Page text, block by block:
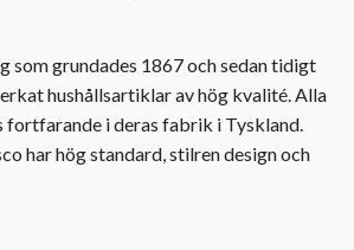
som grundades 1867 och sedan tidigt
hushållsartiklar av hög kvalité. Alla
i deras fabrik i Tyskland.
har hög standard, stilren design och